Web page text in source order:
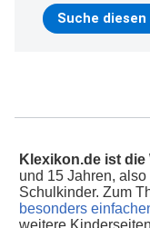
Klexikon.de ist
und 15 Jahren,
Schulkinder. Zum
besonders